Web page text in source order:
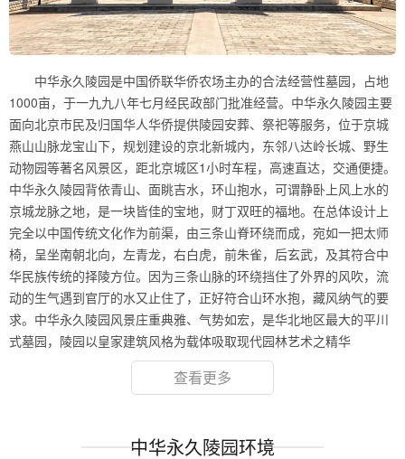
中华永久陵园是中国侨联华侨农场主办的合法经营性墓园，占地
1000亩，于一九九八年七月经民政部门批准经营。中华永久陵园主要
面向北京市民及归国华人华侨提供陵园安葬、祭祀等服务，位于京城
燕山山脉龙宝山下，规划建设的京北新城内，东邻八达岭长城、野生
动物园等著名风景区，距北京城区1小时车程，高速直达，交通便捷。
中华永久陵园背依青山、面眺吉水，环山抱水，可谓静卧上风上水的
京城龙脉之地，是一块皆佳的宝地，财丁双旺的福地。在总体设计上
完全以中国传统文化作为前渠，由三条山脊环绕而成，宛如一把太师
椅，呈坐南朝北向，左青龙，右白虎，前朱雀，后玄武，及其符合中
华民族传统的择陵方位。因为三条山脉的环绕挡住了外界的风吹，流
动的生气遇到官厅的水又止住了，正好符合山环水抱，藏风纳气的要
求。中华永久陵园风景庄重典雅、气势如宏，是华北地区最大的平川
式墓园，陵园以皇家建筑风格为载体吸取现代园林艺术之精华
查看更多
中华永久陵园环境